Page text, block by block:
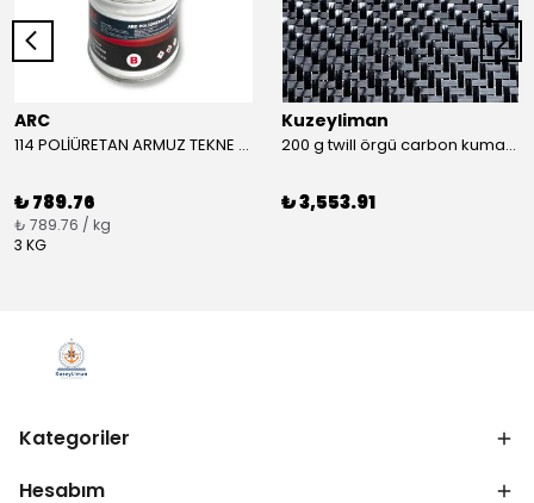
ARC
114 POLİÜRETAN ARMUZ TEKNE MACUNU TAKIM (BEYAZ)
₺ 789.76
₺ 789.76 / kg
3 KG
Kuzeyliman
200 g twill örgü carbon kumaş m2
₺ 3,553.91
Kategoriler
Hesabım